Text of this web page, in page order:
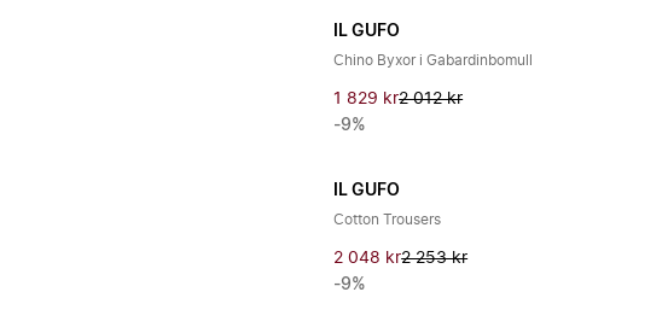
IL GUFO
Chino Byxor i Gabardinbomull
1 829 kr2 012 kr
-9%
IL GUFO
Cotton Trousers
2 048 kr2 253 kr
-9%